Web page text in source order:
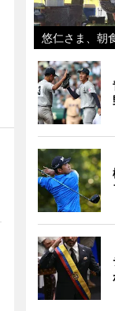
悠仁さま、朝